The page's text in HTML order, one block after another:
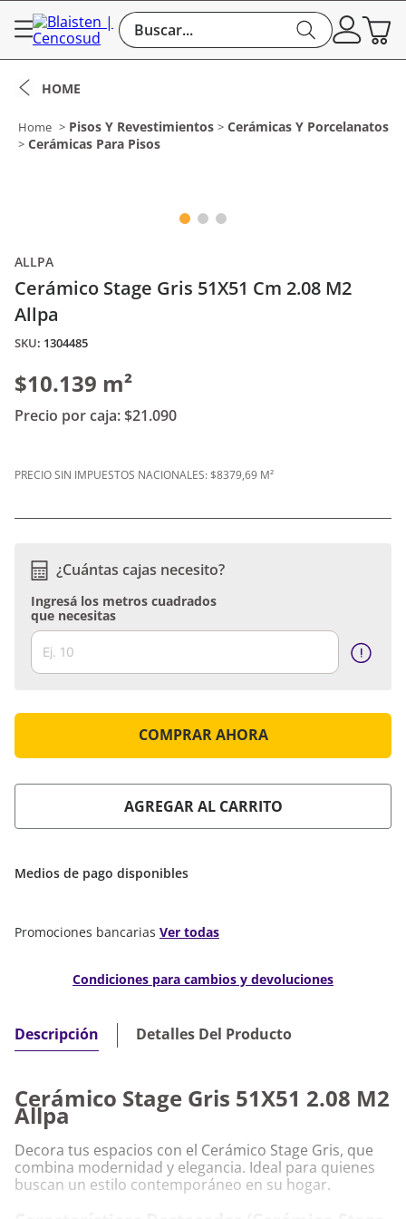
Buscar...
Pisos Y Revestimientos
Cerámicas Y Porcelanatos
Cerámicas Para Pisos
ALLPA
Cerámico Stage Gris 51X51 Cm 2.08 M2
Allpa
: 1304485
$10.139 m²
Precio por caja:$21.090
PRECIO SIN IMPUESTOS NACIONALES:$8379,69 M²
¿Cuántas cajas necesito?
Ingresá los metros cuadrados
que necesitas
COMPRAR AHORA
AGREGAR AL CARRITO
Medios de pago disponibles
Promociones bancarias Ver todas
Condiciones para cambios y devoluciones
Descripción Detalles Del Producto
Cerámico Stage Gris 51X51 2.08 M2
Allpa
Decora tus espacios con el Cerámico Stage Gris, que
combina modernidad y elegancia. Ideal para quienes
buscan un estilo contemporáneo en su hogar.